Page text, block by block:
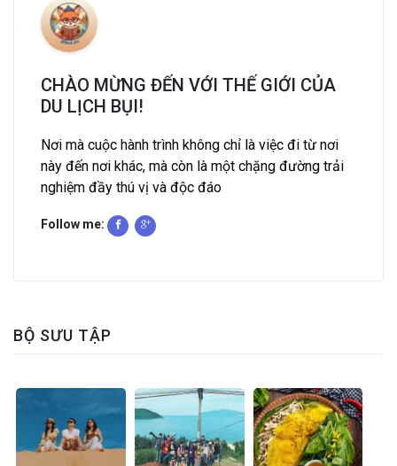
CHÀO MỪNG ĐẾN VỚI THẾ GIỚI CỦA
DU LỊCH BỤI!
Nơi mà cuộc hành trình không chỉ là việc đi từ nơi
này đến nơi khác, mà còn là một chặng đường trải
nghiệm đầy thú vị và độc đáo
Follow me:
BỘ SƯU TẬP